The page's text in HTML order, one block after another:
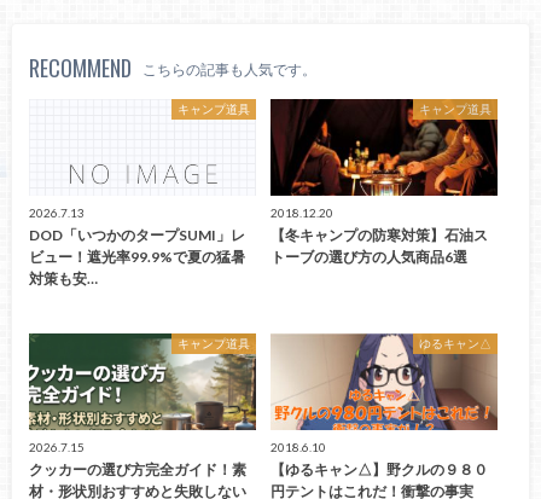
RECOMMEND こちらの記事も人気です。
キャンプ道具
2026.7.13
DOD「いつかのタープSUMI」レ
ビュー！遮光率99.9%で夏の猛暑
対策も安…
キャンプ道具
2018.12.20
【冬キャンプの防寒対策】石油ス
トーブの選び方の人気商品6選
キャンプ道具
2026.7.15
クッカーの選び方完全ガイド！素
材・形状別おすすめと失敗しない
ゆるキャン△
2018.6.10
【ゆるキャン△】野クルの９８０
円テントはこれだ！衝撃の事実